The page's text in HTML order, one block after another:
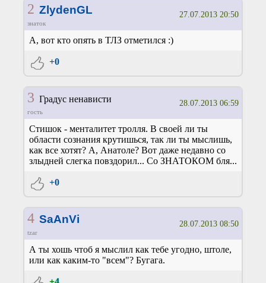
2 ZlydenGL
знаток
27.07.2013 20:50
А, вот кто опять в ТЛЗ отметился :)
+0
3 Градус ненависти
гость
28.07.2013 06:59
Стишок - менталитет тролля. В своей ли ты
области сознания крутишься, так ли ты мыслишь,
как все хотят? А, Анатоле? Вот даже недавно со
злыдней слегка повздорил... Со ЗНАТОКОМ бля...
+0
4 SaAnVi
tzar
28.07.2013 08:50
А ты хошь чтоб я мыслил как тебе угодно, штоле,
или как каким-то "всем"? Бугага.